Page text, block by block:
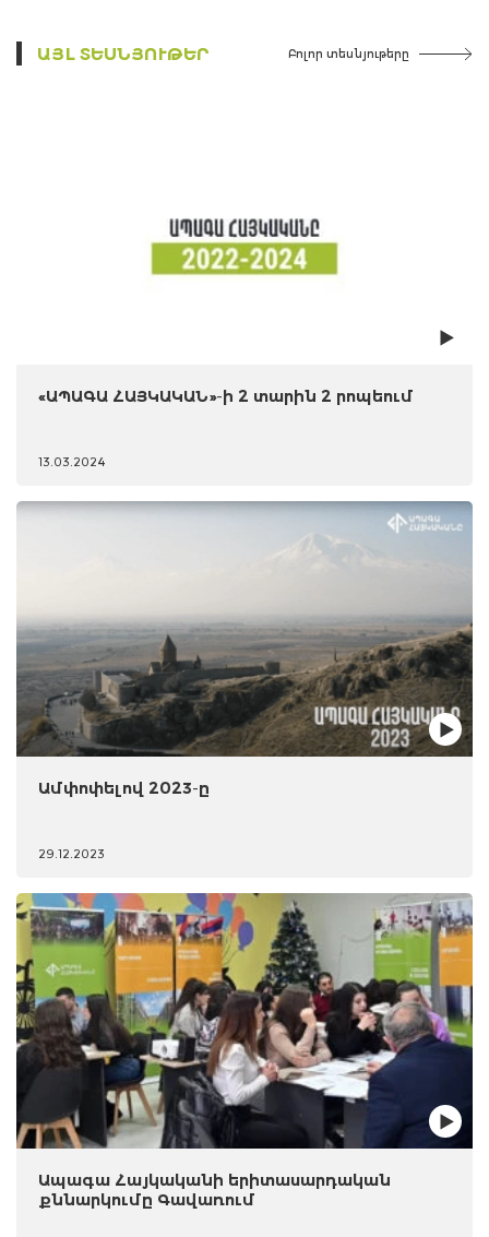
ԱՅԼ ՏԵՍՆՅՈՒԹԵՐ Բոլոր տեսնյութերը
«ԱՊԱԳԱ ՀԱՅԿԱԿԱՆ»-ի 2 տարին 2 րոպեում
13.03.2024
Ամփոփելով 2023-ը
29.12.2023
Ապագա Հայկականի երիտասարդական
քննարկումը Գավառում